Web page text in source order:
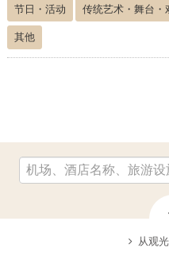
节日・活动 传统艺术・舞台・
其他
从观